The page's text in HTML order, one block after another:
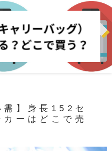
需】身長152セ
ーはどこで売